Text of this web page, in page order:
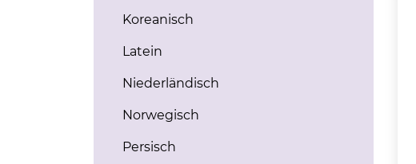
Koreanisch
Latein
Niederländisch
Norwegisch
Persisch